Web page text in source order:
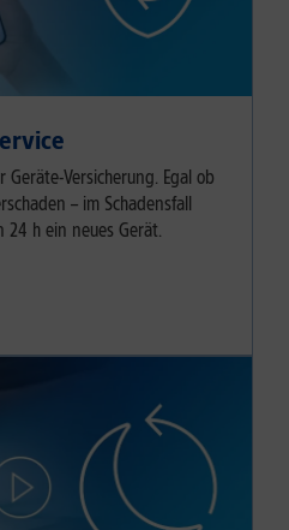
Versicherung. Egal ob
– im Schadensfall
24 h ein neues Gerät.